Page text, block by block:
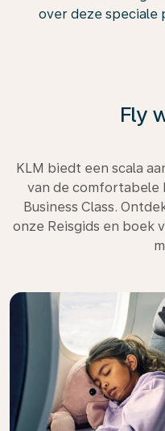
over deze speciale
Fly
KLM biedt een scala
van de comfortabele
Business Class.
onze Reisgids en boek